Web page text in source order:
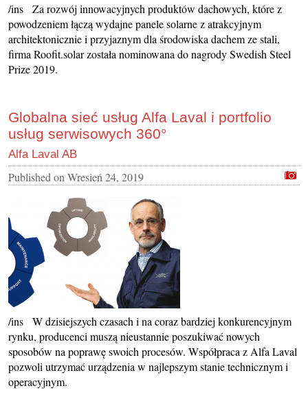
/ins Za rozwój innowacyjnych produktów dachowych, które z
powodzeniem łączą wydajne panele solarne z atrakcyjnym
architektonicznie i przyjaznym dla środowiska dachem ze stali,
firma Roofit.solar została nominowana do nagrody Swedish Steel
Prize 2019.
Globalna sieć usług Alfa Laval i portfolio
usług serwisowych 360°
Alfa Laval AB
Published on Wresień 24, 2019
/ins W dzisiejszych czasach i na coraz bardziej konkurencyjnym
rynku, producenci muszą nieustannie poszukiwać nowych
sposobów na poprawę swoich procesów. Współpraca z Alfa Laval
pozwoli utrzymać urządzenia w najlepszym stanie technicznym i
operacyjnym.